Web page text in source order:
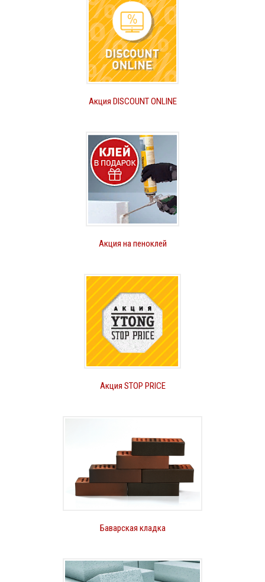
Акция DISCOUNT ONLINE
Акция на пеноклей
Акция STOP PRICE
Баварская кладка